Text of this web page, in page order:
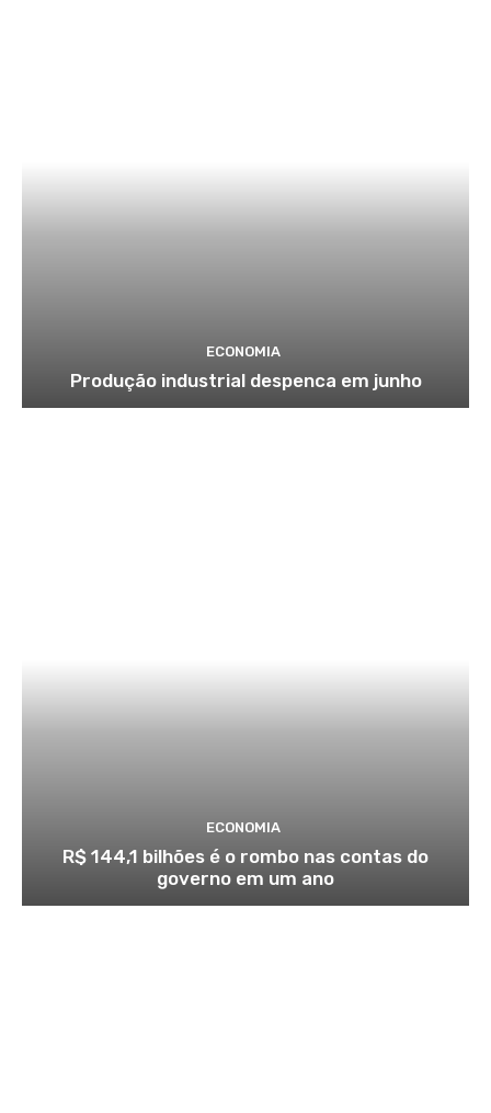
ECONOMIA
Produção industrial despenca em junho
ECONOMIA
R$ 144,1 bilhões é o rombo nas contas do
governo em um ano